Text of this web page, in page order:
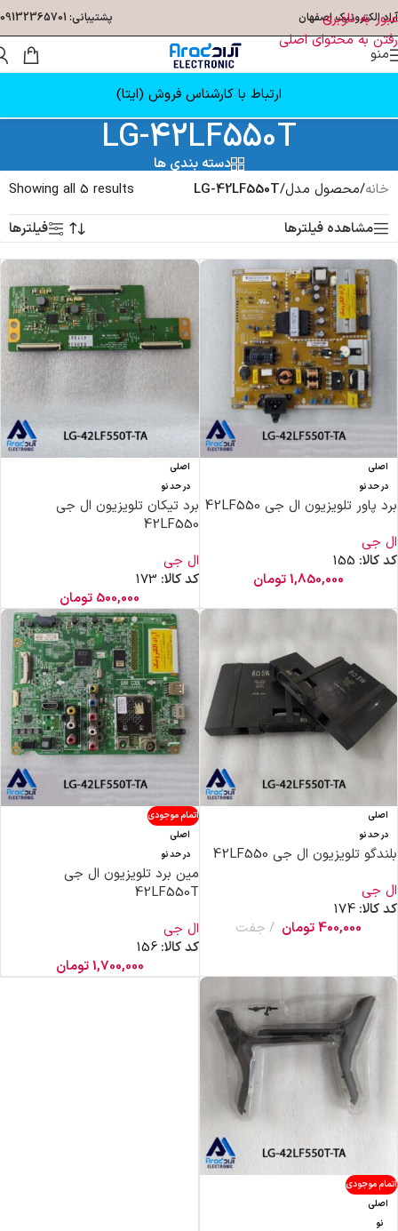
عبور به ناوبری
رفتن به محتوای اصلی
آراد الکترونیک اصفهان پشتیبانی: 09132365701
منو
ارتباط با کارشناس فروش (ایتا)
LG-42LF550T
دسته بندی ها
خانه/محصول مدل/
LG-42LF550T
Showing all 5 results
مشاهده فیلترها
فیلترها
اصلی
در حد نو
برد پاور تلویزیون ال جی 42LF550
ال جی
کد کالا: 155
1,850,000تومان
اصلی
در حد نو
برد تیکان تلویزیون ال جی
42LF550
ال جی
کد کالا: 173
500,000 تومان
اصلی
در حد نو
بلندگو تلویزیون ال جی 42LF550
ال جی
کد کالا: 174
400,000تومان جفت
اتمام موجودی
اصلی
در حد نو
مین برد تلویزیون ال جی
42LF550T
ال جی
کد کالا:156
1,700,000تومان
اتمام موجودی
اصلی
نو